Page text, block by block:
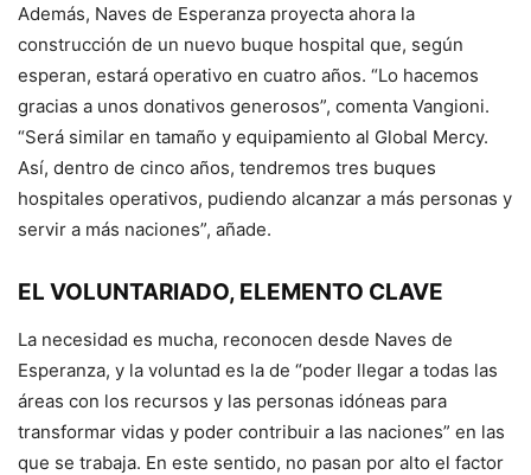
Además, Naves de Esperanza proyecta ahora la
construcción de un nuevo buque hospital que, según
esperan, estará operativo en cuatro años. “Lo hacemos
gracias a unos donativos generosos”, comenta Vangioni.
“Será similar en tamaño y equipamiento al Global Mercy.
Así, dentro de cinco años, tendremos tres buques
hospitales operativos, pudiendo alcanzar a más personas y
servir a más naciones”, añade.
EL VOLUNTARIADO, ELEMENTO CLAVE
La necesidad es mucha, reconocen desde Naves de
Esperanza, y la voluntad es la de “poder llegar a todas las
áreas con los recursos y las personas idóneas para
transformar vidas y poder contribuir a las naciones” en las
que se trabaja. En este sentido, no pasan por alto el factor